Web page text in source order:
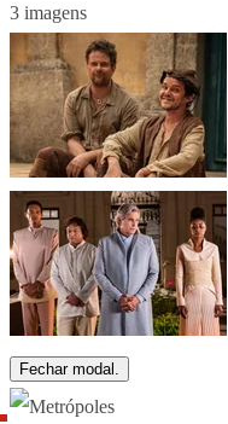
3 imagens
Fechar modal.